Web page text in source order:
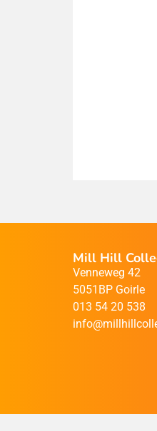
Mill Hill
Venneweg 42
5051BP Goirle
013 54 20 538